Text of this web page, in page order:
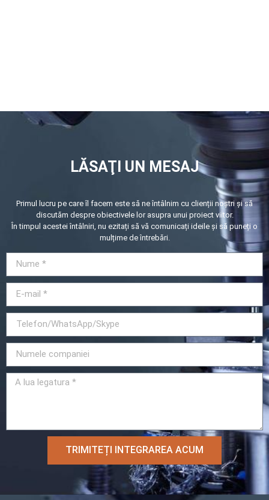
LĂSAŢI UN MESAJ
Primul lucru pe care îl facem este să ne întâlnim cu clienții noștri și să
discutăm despre obiectivele lor asupra unui proiect viitor.
În timpul acestei întâlniri, nu ezitați să vă comunicați ideile și să puneți o
mulțime de întrebări.
TRIMITEȚI INTEGRAREA ACUM